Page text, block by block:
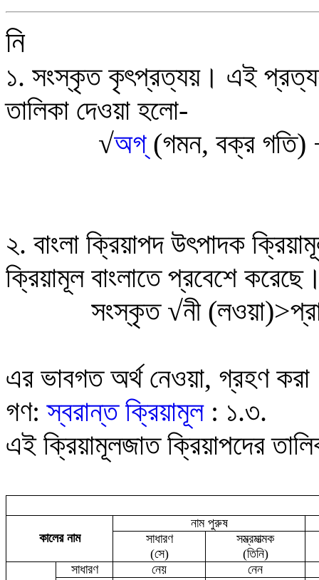
নি
১. সংস্কৃত কৃৎপ্রত্যয়। এই
তালিকা দেওয়া হলো-
√অগ(গমন, বক্র গতি)
২. বাংলা ক্রিয়াপদ উৎপাদক
ক্রিয়ামূল বাংলাতে প্রবেশে
সংস্কৃত √নী
এর ভাবগত অর্থ নেওয়া, গ্রহণ
গণ:স্বরান্ত ক্রিয়ামূল : ১.৩.
এই ক্রিয়ামূলজাত ক্রিয়াপদের
কালের নাম
নাম পুরুষ
সাধারণ
(সে)
সম্ভ্রমাত্মক
(তিনি)
সাধারণ নেয় নেন